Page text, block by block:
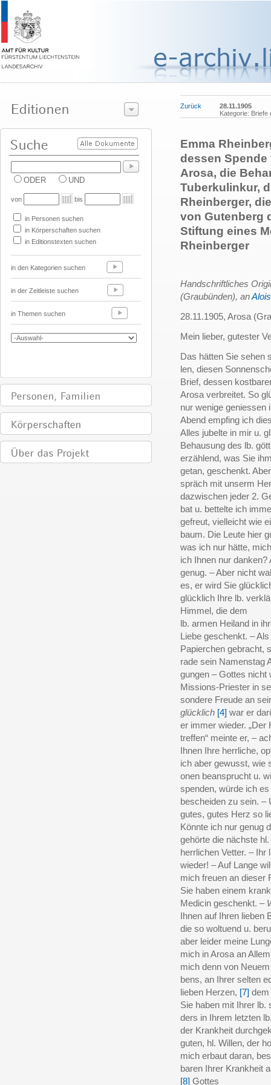
ODER UND
von bis
in Personen suchen
in Körperschaften suchen
in Editionstexten suchen
in den Kategorien suchen
in der Zeitleiste suchen
in Themen suchen
Zurück
28.11.1905
Kategorie: Briefe
Emma
dessen
Arosa, die
Tuberkulinkur,
Rheinberger,
von Gutenberg
Stiftung eines
Rheinberger
Handschriftliches
(Graubünden), an
28.11.1905, Arosa
Mein lieber, gutester
Das hätten Sie sehen
len, diesen
Brief, dessen
Arosa verbreitet. So
nur wenige geniessen
Abend empfing ich
Alles jubelte in mir u.
Behausung des lb.
erzählend, was Sie
getan, geschenkt.
spräch mit unserm
dazwischen jeder 2.
bat u. bettelte ich
gefreut, vielleicht wie
baum. Die Leute hier
was ich nur hätte,
ich Ihnen nur
genug. – Aber nicht
es, er wird Sie
glücklich Ihre lb.
Himmel, die dem
lb. armen Heiland in
Liebe geschenkt. –
Papierchen gebracht,
rade sein Namenstag
gungen – Gottes nicht
Missions-Priester in
sondere Freude an
glücklich [4] war er
er immer wieder.
treffen“ meinte er, –
Ihnen Ihre herrliche,
ich aber gewusst, wie
onen beansprucht u.
spenden, würde ich
bescheiden zu sein. –
gutes, gutes Herz so
Könnte ich nur genug
gehörte die nächste
herrlichen Vetter. –
wieder! – Auf Lange
mich freuen an dieser
Sie haben einem
Medicin geschenkt. –
Ihnen auf Ihren lieben
die so woltuend u.
aber leider meine
mich in Arosa an
mich denn von
bens, an Ihrer selten
lieben Herzen, [7] dem
Sie haben mit Ihrer lb.
ders in Ihrem letzten
der Krankheit
guten, hl. Willen, der
mich erbaut daran,
baren Ihrer Krankheit
[8] Gottes